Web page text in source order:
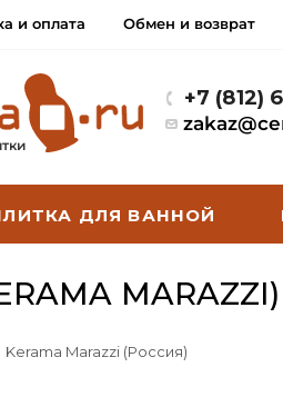
и оплата Обмен и возврат
+7 (812)
ДЛЯ ВАННОЙ
MARAZZI)
Kerama Marazzi (Россия)